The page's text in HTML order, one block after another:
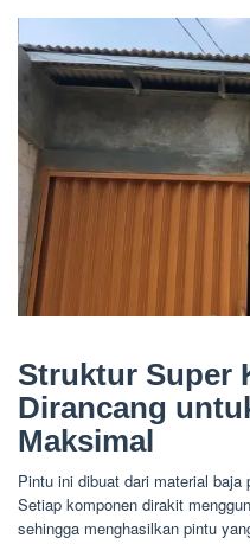
Struktur Super
Dirancang
Maksimal
Pintu ini dibuat dari material
Setiap komponen dirakit
sehingga menghasilkan pintu